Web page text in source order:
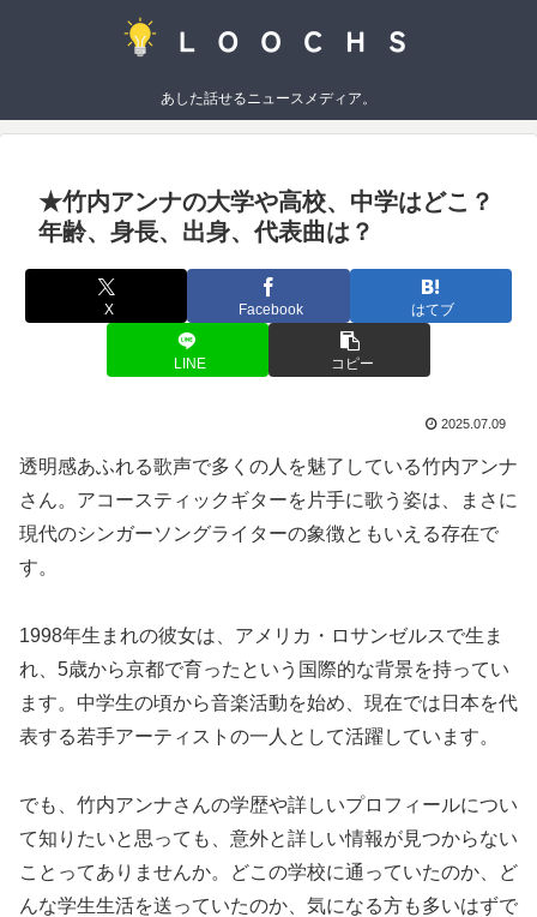
あした話せるニュースメディア。
★竹内アンナの大学や高校、中学はどこ？
年齢、身長、出身、代表曲は？
X Facebook はてブ
LINE コピー
2025.07.09
透明感あふれる歌声で多くの人を魅了している竹内アンナ
さん。アコースティックギターを片手に歌う姿は、まさに
現代のシンガーソングライターの象徴ともいえる存在で
す。
1998年生まれの彼女は、アメリカ・ロサンゼルスで生ま
れ、5歳から京都で育ったという国際的な背景を持ってい
ます。中学生の頃から音楽活動を始め、現在では日本を代
表する若手アーティストの一人として活躍しています。
でも、竹内アンナさんの学歴や詳しいプロフィールについ
て知りたいと思っても、意外と詳しい情報が見つからない
ことってありませんか。どこの学校に通っていたのか、ど
んな学生生活を送っていたのか、気になる方も多いはずで